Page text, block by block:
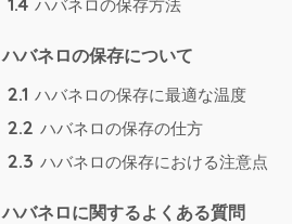
ハバネロの保存方法
ハバネロの保存について
2.1 ハバネロの保存に最適な温度
2.2 ハバネロの保存の仕方
2.3 ハバネロの保存における注意点
ハバネロに関するよくある質問